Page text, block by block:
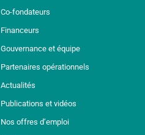
Co-fondateurs
Financeurs
Gouvernance et équipe
Partenaires opérationnels
Actualités
Publications et vidéos
Nos offres d’emploi